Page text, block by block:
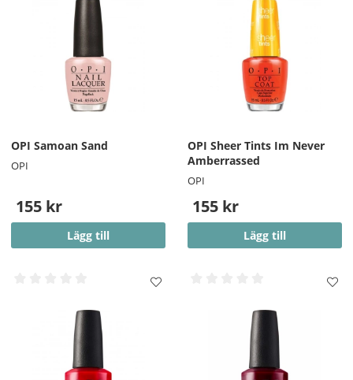
OPI Samoan Sand
OPI
155 kr
Lägg till
OPI Sheer Tints Im Never
Amberrassed
OPI
155 kr
Lägg till